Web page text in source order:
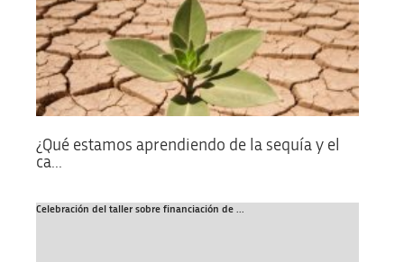
¿Qué estamos aprendiendo de la sequía y el
ca...
Celebración del taller sobre financiación de ...